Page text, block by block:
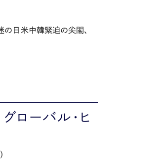
日米中韓緊迫の尖閣、
ローバル・ヒ